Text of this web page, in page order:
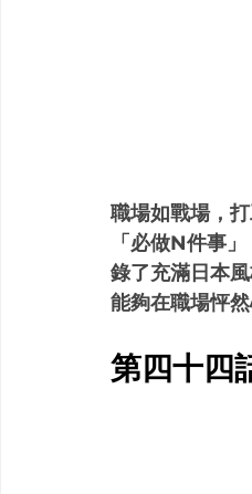
職場如戰場，
「必做N件事
錄了充滿日本
能夠在職場怦然
第四十四